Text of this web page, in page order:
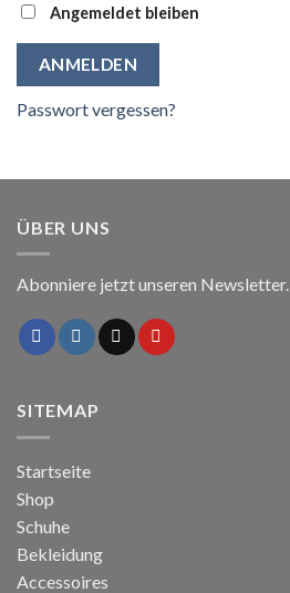
Angemeldet bleiben
ANMELDEN
Passwort vergessen?
ÜBER UNS
Abonniere jetzt unseren Newsletter.
SITEMAP
Startseite
Shop
Schuhe
Bekleidung
Accessoires